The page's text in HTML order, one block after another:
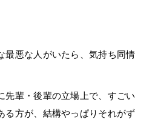
最悪な人がいたら、気持ち同情
先輩・後輩の立場上で、すごい
る方が、結構やっぱりそれがず